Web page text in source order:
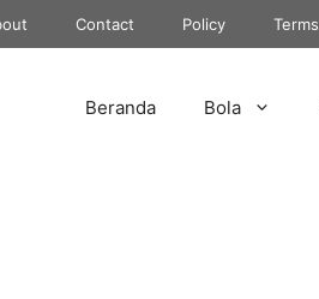
Contact Policy Terms
Beranda Bola